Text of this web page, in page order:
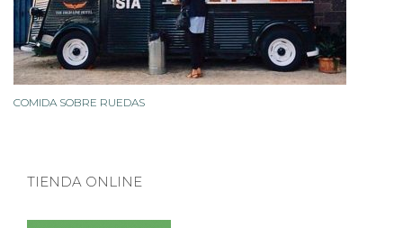
COMIDA SOBRE RUEDAS
TIENDA ONLINE